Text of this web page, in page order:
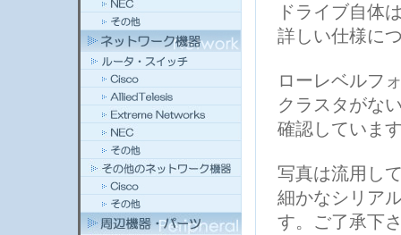
ドライブ自体
詳しい仕様に
ローレベルフ
クラスタがな
確認していま
写真は流用し
細かなシリア
す。ご了承下